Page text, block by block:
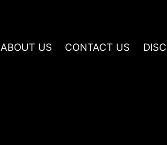
ABOUT US CONTACT US